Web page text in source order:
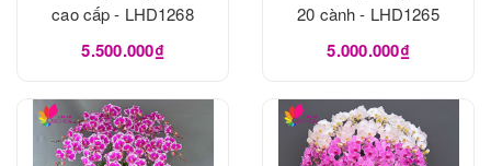
cao cấp - LHD1268
5.500.000₫
20 cành - LHD1265
5.000.000₫